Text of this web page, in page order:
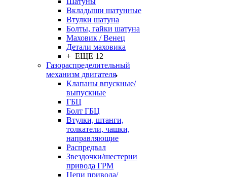
Вкладыши шатунные
Втулки шатуна
Болты, гайки шатуна
Маховик / Венец
Детали маховика
+ ЕЩЕ 12
Газораспределительный
механизм двигателя
Клапаны впускные/
выпускные
ГБЦ
Болт ГБЦ
Втулки, штанги,
толкатели, чашки,
направляющие
Распредвал
Звездочки/шестерни
привода ГРМ
Цепи привода/